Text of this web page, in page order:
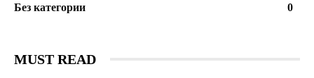
Без категории
0
MUST READ